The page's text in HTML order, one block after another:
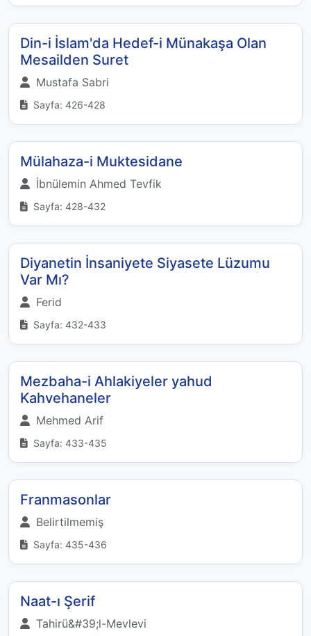
Din-i İslam'da Hedef-i Münakaşa Olan
Mesailden Suret
Mustafa Sabri
Sayfa: 426-428
Mülahaza-i Muktesidane
İbnülemin Ahmed Tevfik
Sayfa: 428-432
Diyanetin İnsaniyete Siyasete Lüzumu
Var Mı?
Ferid
Sayfa: 432-433
Mezbaha-i Ahlakiyeler yahud
Kahvehaneler
Mehmed Arif
Sayfa: 433-435
Franmasonlar
Belirtilmemiş
Sayfa: 435-436
Naat-ı Şerif
Tahirü&#39;l-Mevlevi